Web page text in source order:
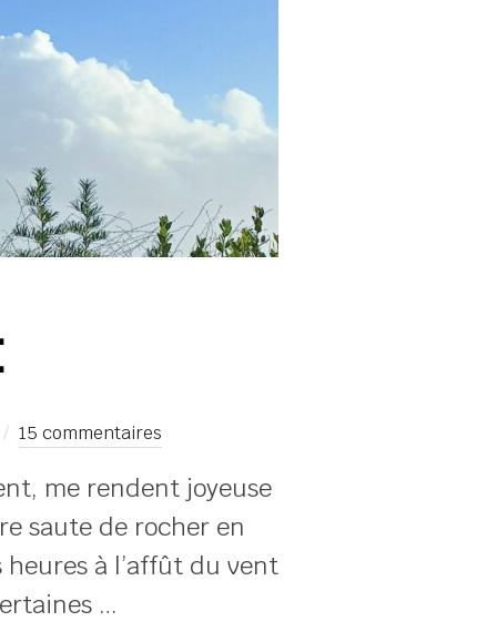
15 commentaires
me rendent joyeuse
saute de rocher en
heures à l’affût du vent
…